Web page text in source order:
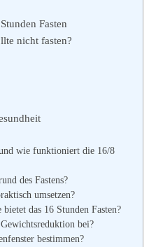
Fasten
nicht fasten?
wie funktioniert die 16/8
des Fastens?
umsetzen?
das 16 Stunden Fasten?
bei?
bestimmen?